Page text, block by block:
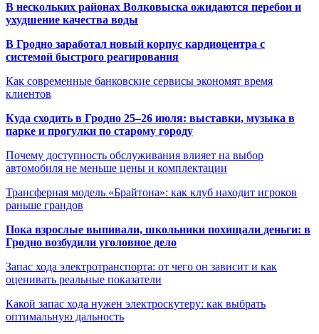
В нескольких районах Волковыска ожидаются перебои и
ухудшение качества воды
В Гродно заработал новый корпус кардиоцентра с
системой быстрого реагирования
Как современные банковские сервисы экономят время
клиентов
Куда сходить в Гродно 25–26 июля: выставки, музыка в
парке и прогулки по старому городу
Почему доступность обслуживания влияет на выбор
автомобиля не меньше цены и комплектации
Трансферная модель «Брайтона»: как клуб находит игроков
раньше грандов
Пока взрослые выпивали, школьники похищали деньги: в
Гродно возбудили уголовное дело
Запас хода электротранспорта: от чего он зависит и как
оценивать реальные показатели
Какой запас хода нужен электроскутеру: как выбрать
оптимальную дальность